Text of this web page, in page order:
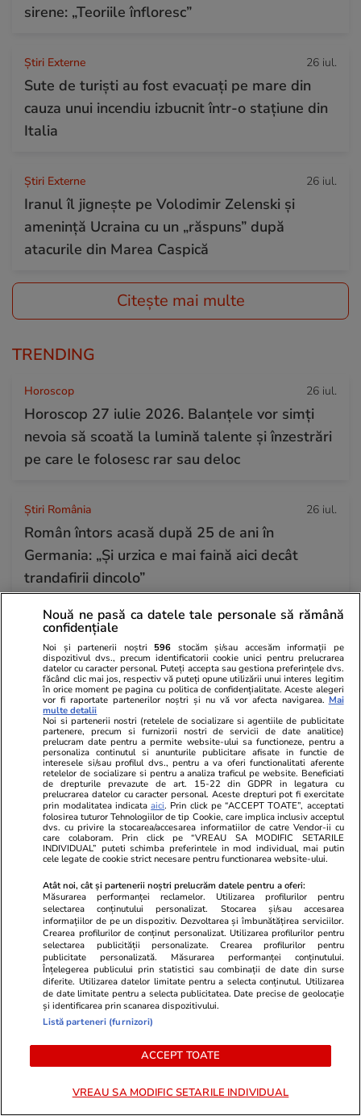
sirene: „Teoriile înfloresc”
Știri Externe 26 iul.
Sute de turiști au fost evacuați pe mare din
cauza unui incendiu izbucnit într-o stațiune din
Italia
Știri Externe 26 iul.
Iranul îl jignește pe Volodimir Zelenski și
amenință Ucraina cu un „răspuns” după
atacurile din Marea Caspică
Citește mai multe
TRENDING
Horoscop 26 iul.
Horoscop 27 iulie 2026. Balanțele vor simți
nevoia să scoată la lumină talente și înzestrări
pe care le folosesc rar sau deloc
Știri România 26 iul.
Român întors acasă după 25 de ani în
Germania: „Și urzica e mai faină aici decât
trandafirii dincolo”
Știri România
Ploi torențiale, grindină și vijelii în 21 de
județe. Harta zonelor vizate luni de avertizarea
meteo ANM cod galben
Ştiri 26 iul. 2021
Ce nu trebuie să faci de Sfântul Pantelimon
Știri România 26 iul.
Rezultatele Loto 6/49 din 26 iulie 2026.
Numerele câștigătoare extrase duminică
Vacanțe și Cultură 26 iul. Sănătate și
Nouă ne pasă ca datele tale personale să rămână
confidențiale
Noi și partenerii noștri 596 stocăm și/sau accesăm informații pe
dispozitivul dvs., precum identificatorii cookie unici pentru prelucrarea
datelor cu caracter personal. Puteți accepta sau gestiona preferințele dvs.
făcând clic mai jos, respectiv vă puteți opune utilizării unui interes legitim
în orice moment pe pagina cu politica de confidențialitate. Aceste alegeri
vor fi raportate partenerilor noștri și nu vă vor afecta navigarea. Mai
multe detalii
Noi si partenerii nostri (retelele de socializare si agentiile de publicitate
partenere, precum si furnizorii nostri de servicii de date analitice)
prelucram date pentru a permite website-ului sa functioneze, pentru a
personaliza continutul si anunturile publicitare afisate in functie de
interesele si/sau profilul dvs., pentru a va oferi functionalitati aferente
retelelor de socializare si pentru a analiza traficul pe website. Beneficiati
de drepturile prevazute de art. 15-22 din GDPR in legatura cu
prelucrarea datelor cu caracter personal. Aceste drepturi pot fi exercitate
prin modalitatea indicataaici. Prin click pe “ACCEPT TOATE”, acceptati
folosirea tuturor Tehnologiilor de tip Cookie, care implica inclusiv acceptul
dvs. cu privire la stocarea/accesarea informatiilor de catre Vendor-ii cu
care colaboram. Prin click pe “VREAU SA MODIFIC SETARILE
INDIVIDUAL” puteti schimba preferintele in mod individual, mai putin
cele legate de cookie strict necesare pentru functionarea website-ului.
Atât noi, cât și partenerii noștri prelucrăm datele pentru a oferi:
Măsurarea performanței reclamelor. Utilizarea profilurilor pentru
selectarea conținutului personalizat. Stocarea și/sau accesarea
informațiilor de pe un dispozitiv. Dezvoltarea și îmbunătățirea serviciilor.
Crearea profilurilor de conținut personalizat. Utilizarea profilurilor pentru
selectarea publicității personalizate. Crearea profilurilor pentru
publicitate personalizată. Măsurarea performanței conținutului.
Înțelegerea publicului prin statistici sau combinații de date din surse
diferite. Utilizarea datelor limitate pentru a selecta conținutul. Utilizarea
de date limitate pentru a selecta publicitatea. Date precise de geolocație
și identificarea prin scanarea dispozitivului.
Listă parteneri (furnizori)
ACCEPT TOATE
VREAU SA MODIFIC SETARILE INDIVIDUAL